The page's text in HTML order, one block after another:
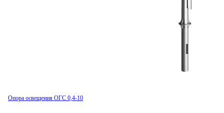
Опора освещения ОГС 0,4-10